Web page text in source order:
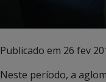
Publicado em 26 fev
Neste período, a